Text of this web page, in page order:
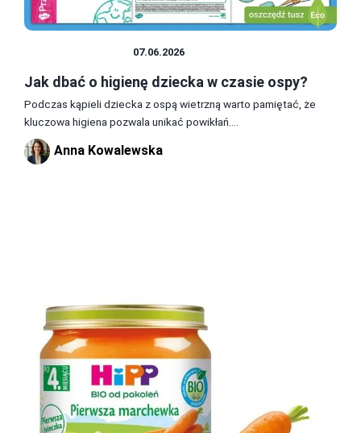
07.06.2026
Jak dbać o higienę dziecka w czasie ospy?
Podczas kąpieli dziecka z ospą wietrzną warto pamiętać, że
kluczowa higiena pozwala unikać powikłań....
Anna Kowalewska